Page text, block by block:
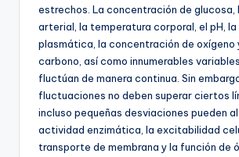
estrechos. La concentración de glucosa,
arterial, la temperatura corporal, el pH,
plasmática, la concentración de oxígeno
carbono, así como innumerables
fluctúan de manera continua. Sin
fluctuaciones no deben superar ciertos
incluso pequeñas desviaciones pueden
actividad enzimática, la excitabilidad
transporte de membrana y la función de